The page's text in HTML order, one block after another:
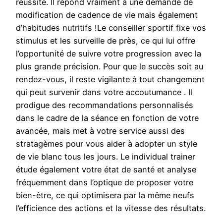
réussite. Il répond vraiment à une demande de
modification de cadence de vie mais également
d’habitudes nutritifs !Le conseiller sportif fixe vos
stimulus et les surveille de près, ce qui lui offre
l’opportunité de suivre votre progression avec la
plus grande précision. Pour que le succès soit au
rendez-vous, il reste vigilante à tout changement
qui peut survenir dans votre accoutumance . Il
prodigue des recommandations personnalisés
dans le cadre de la séance en fonction de votre
avancée, mais met à votre service aussi des
stratagèmes pour vous aider à adopter un style
de vie blanc tous les jours. Le individual trainer
étude également votre état de santé et analyse
fréquemment dans l’optique de proposer votre
bien-être, ce qui optimisera par la même neufs
l’efficience des actions et la vitesse des résultats.